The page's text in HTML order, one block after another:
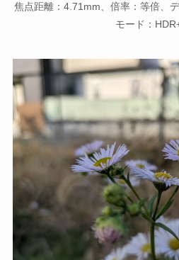
焦点距離：4.71mm、倍率：等倍、
モード：